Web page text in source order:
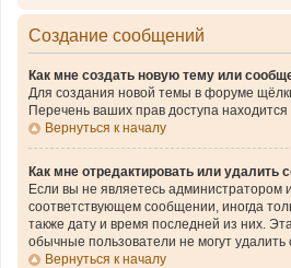
Создание сообщений
Как мне создать новую тему или
Для создания новой темы в форуме
Перечень ваших прав доступа
Вернуться к началу
Как мне отредактировать или удалить
Если вы не являетесь администратором
соответствующем сообщении, иногда
также дату и время последней из них.
обычные пользователи не могут
Вернуться к началу